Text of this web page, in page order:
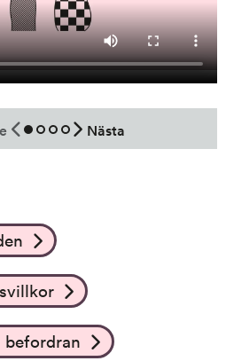
Gå
till
utbildning
Gå
till
på
kurs?
Gå
till
ut?
Gå
till
Nästa
befordran